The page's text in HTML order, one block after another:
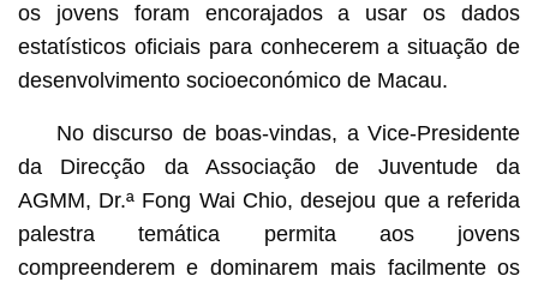
os jovens foram encorajados a usar os dados
estatísticos oficiais para conhecerem a situação de
desenvolvimento socioeconómico de Macau.
No discurso de boas-vindas, a Vice-Presidente
da Direcção da Associação de Juventude da
AGMM, Dr.ª Fong Wai Chio, desejou que a referida
palestra temática permita aos jovens
compreenderem e dominarem mais facilmente os